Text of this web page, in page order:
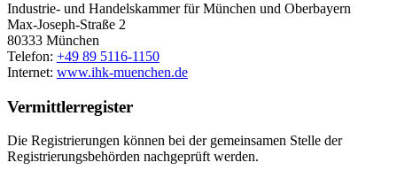
Industrie- und Handelskammer für München und Oberbayern
Max-Joseph-Straße 2
80333 München
Telefon: +49 89 5116-1150
Internet: www.ihk-muenchen.de
Vermittlerregister
Die Registrierungen können bei der gemeinsamen Stelle der
Registrierungsbehörden nachgeprüft werden.